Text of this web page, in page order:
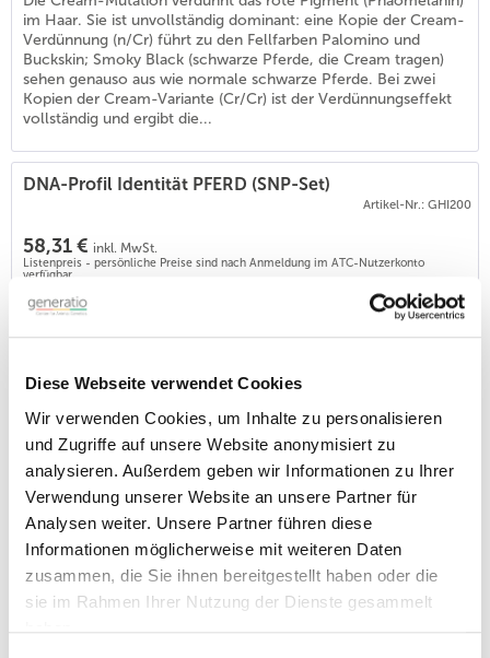
Diese Webseite verwendet Cookies
Wir verwenden Cookies, um Inhalte zu personalisieren
und Zugriffe auf unsere Website anonymisiert zu
analysieren. Außerdem geben wir Informationen zu Ihrer
Verwendung unserer Website an unsere Partner für
Analysen weiter. Unsere Partner führen diese
Informationen möglicherweise mit weiteren Daten
zusammen, die Sie ihnen bereitgestellt haben oder die
sie im Rahmen Ihrer Nutzung der Dienste gesammelt
im Haar. Sie ist unvollständig dominant: eine Kopie der Cream-
Verdünnung (n/Cr) führt zu den Fellfarben Palomino und
Buckskin; Smoky Black (schwarze Pferde, die Cream tragen)
sehen genauso aus wie normale schwarze Pferde. Bei zwei
Kopien der Cream-Variante (Cr/Cr) ist der Verdünnungseffekt
vollständig und ergibt die...
DNA-Profil Identität PFERD (SNP-Set)
Artikel-Nr.: GHI200
58,31 € inkl. MwSt.
Listenpreis - persönliche Preise sind nach Anmeldung im ATC-Nutzerkonto
verfügbar.
Im Rahmen dieser Untersuchung etabliert Generatio die SNP-
Ergebnis bekommen Sie zu jedem Tier einen DNA-
Identitätsausweis im PDF-Format. Für die Nutzung der ID-
Profile in Abstammungsbeurteilungen sind...
ETS - Turner Syndrom des Pferdes
99,90 € inkl. MwSt.
Listenpreis - persönliche Preise sind nach Anmeldung im ATC-Nutzerkonto
verfügbar.